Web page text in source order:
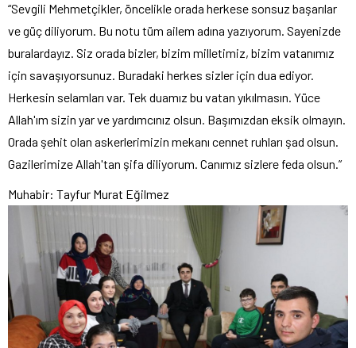
“Sevgili Mehmetçikler, öncelikle orada herkese sonsuz başarılar
ve güç diliyorum. Bu notu tüm ailem adına yazıyorum. Sayenizde
buralardayız. Siz orada bizler, bizim milletimiz, bizim vatanımız
için savaşıyorsunuz. Buradaki herkes sizler için dua ediyor.
Herkesin selamları var. Tek duamız bu vatan yıkılmasın. Yüce
Allah'ım sizin yar ve yardımcınız olsun. Başımızdan eksik olmayın.
Orada şehit olan askerlerimizin mekanı cennet ruhları şad olsun.
Gazilerimize Allah'tan şifa diliyorum. Canımız sizlere feda olsun.”
Muhabir: Tayfur Murat Eğilmez